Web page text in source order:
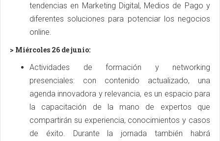
tendencias en Marketing Digital, Medios de Pago y
diferentes soluciones para potenciar los negocios
online.
> Miércoles 26 de junio:
Actividades de formación y networking
presenciales: con contenido actualizado, una
agenda innovadora y relevancia, es un espacio para
la capacitación de la mano de expertos que
compartirán su experiencia, conocimientos y casos
de éxito. Durante la jornada también habrá